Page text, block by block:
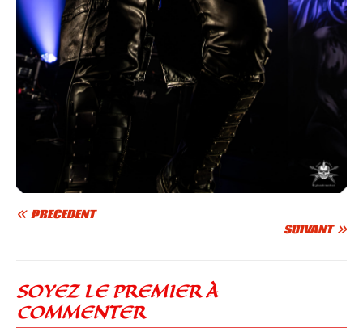
PRÉCÉDENT
SUIVANT
SOYEZ LE PREMIER À
COMMENTER